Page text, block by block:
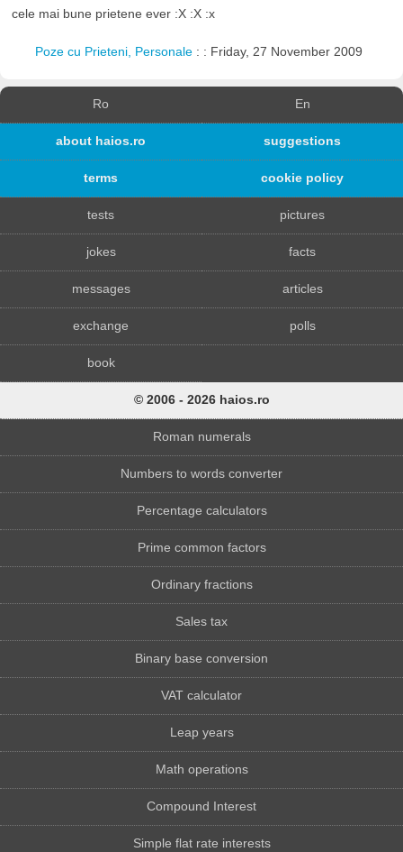
cele mai bune prietene ever :X :X :x
Poze cu Prieteni, Personale : : Friday, 27 November 2009
Ro En
about haios.ro suggestions
terms cookie policy
tests pictures
jokes facts
messages articles
exchange polls
book
© 2006 - 2026 haios.ro
Roman numerals
Numbers to words converter
Percentage calculators
Prime common factors
Ordinary fractions
Sales tax
Binary base conversion
VAT calculator
Leap years
Math operations
Compound Interest
Simple flat rate interests